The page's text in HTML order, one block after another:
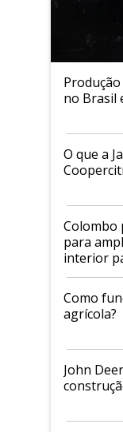
no Brasil
O que a
Colombo
para
interior
Como
agrícola?
John